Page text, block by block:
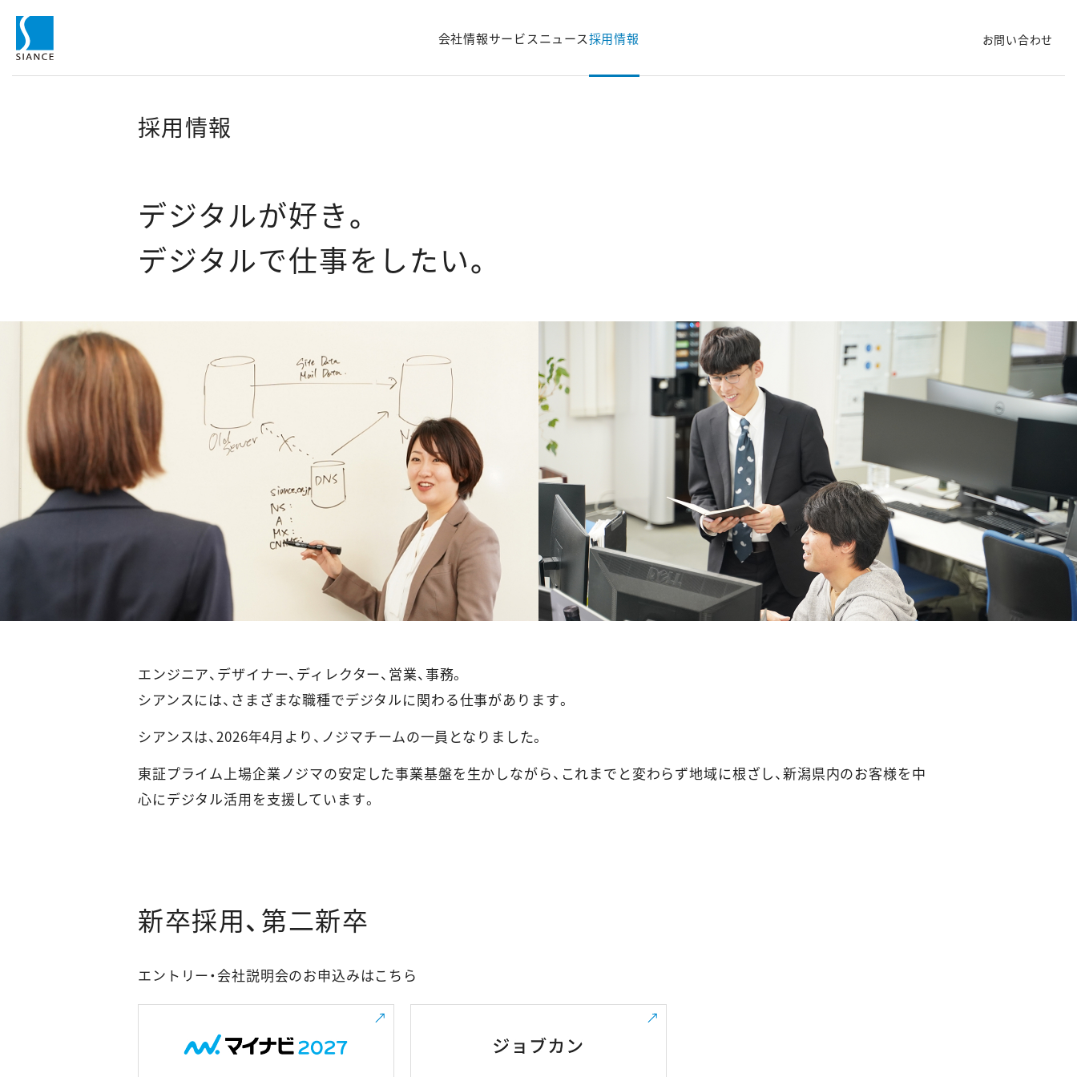
会社情報サービスニュース採用情報 お問い合わせ
採用情報
デジタルが好き。
デジタルで仕事をしたい。
エンジニア、デザイナー、ディレクター、営業、事務。
シアンスには、さまざまな職種でデジタルに関わる仕事があります。
シアンスは、2026年4月より、ノジマチームの一員となりました。
東証プライム上場企業ノジマの安定した事業基盤を生かしながら、これまでと変わらず地域に根ざし、新潟県内のお客様を中
心にデジタル活用を支援しています。
新卒採用、第二新卒
エントリー・会社説明会のお申込みはこちら